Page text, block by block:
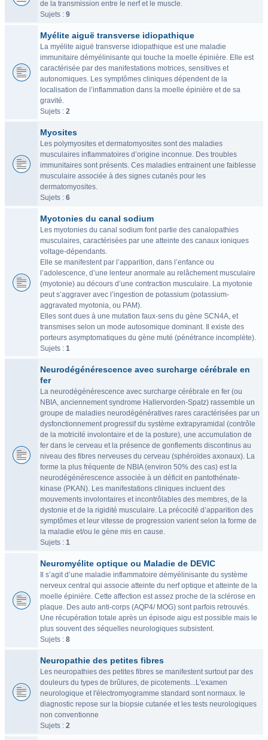
de la transmission entre le nerf et le muscle.
Sujets : 9
Myélite aiguë transverse idiopathique
La myélite aiguë transverse idiopathique est une maladie
immunitaire démyélinisante qui touche la moelle épinière. Elle est
caractérisée par des manifestations motrices, sensitives et
autonomiques. Les symptômes cliniques dépendent de la
localisation de l’inflammation dans la moelle épinière et de sa
gravité.
Sujets : 2
Myosites
Les polymyosites et dermatomyosites sont des maladies
musculaires inflammatoires d’origine inconnue. Des troubles
immunitaires sont présents. Ces maladies entrainent une faiblesse
musculaire associée à des signes cutanés pour les
dermatomyosites.
Sujets : 6
Myotonies du canal sodium
Les myotonies du canal sodium font partie des canalopathies
musculaires, caractérisées par une atteinte des canaux ioniques
voltage-dépendants.
Elle se manifestent par l’apparition, dans l’enfance ou
l’adolescence, d’une lenteur anormale au relâchement musculaire
(myotonie) au décours d’une contraction musculaire. La myotonie
peut s’aggraver avec l’ingestion de potassium (potassium-
aggravated myotonia, ou PAM).
Elles sont dues à une mutation faux-sens du gène SCN4A, et
transmises selon un mode autosomique dominant. Il existe des
porteurs asymptomatiques du gène muté (pénétrance incomplète).
Sujets : 1
Neurodégénérescence avec surcharge cérébrale en
fer
La neurodégénérescence avec surcharge cérébrale en fer (ou
NBIA, anciennement syndrome Hallervorden-Spatz) rassemble un
groupe de maladies neurodégénératives rares caractérisées par un
dysfonctionnement progressif du système extrapyramidal (contrôle
de la motricité involontaire et de la posture), une accumulation de
fer dans le cerveau et la présence de gonflements discontinus au
niveau des fibres nerveuses du cerveau (sphéroïdes axonaux). La
forme la plus fréquente de NBIA (environ 50% des cas) est la
neurodégénérescence associée à un déficit en pantothénate-
kinase (PKAN). Les manifestations cliniques incluent des
mouvements involontaires et incontrôlables des membres, de la
dystonie et de la rigidité musculaire. La précocité d’apparition des
symptômes et leur vitesse de progression varient selon la forme de
la maladie et/ou le gène mis en cause.
Sujets : 1
Neuromyélite optique ou Maladie de DEVIC
Il s’agit d’une maladie inflammatoire démyélinisante du système
nerveux central qui associe atteinte du nerf optique et atteinte de la
moelle épinière. Cette affection est assez proche de la sclérose en
plaque. Des auto anti-corps (AQP4/ MOG) sont parfois retrouvés.
Une récupération totale après un épisode aigu est possible mais le
plus souvent des séquelles neurologiques subsistent.
Sujets : 8
Neuropathie des petites fibres
Les neuropathies des petites fibres se manifestent surtout par des
douleurs du types de brûlures, de picotements...L'examen
neurologique et l'électromyogramme standard sont normaux. le
diagnostic repose sur la biopsie cutanée et les tests neurologiques
non conventionne
Sujets : 2